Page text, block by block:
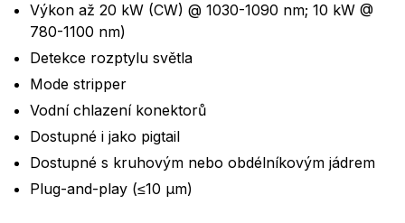
Výkon až 20 kW (CW) @ 1030-1090 nm; 10 kW @
780-1100 nm)
Detekce rozptylu světla
Mode stripper
Vodní chlazení konektorů
Dostupné i jako pigtail
Dostupné s kruhovým nebo obdélníkovým jádrem
Plug-and-play (≤10 µm)